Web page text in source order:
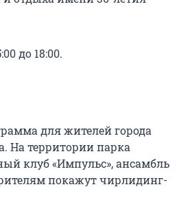
до 18:00.
для жителей города
На территории парка
клуб «Импульс», ансамбль
покажут чирлидинг-